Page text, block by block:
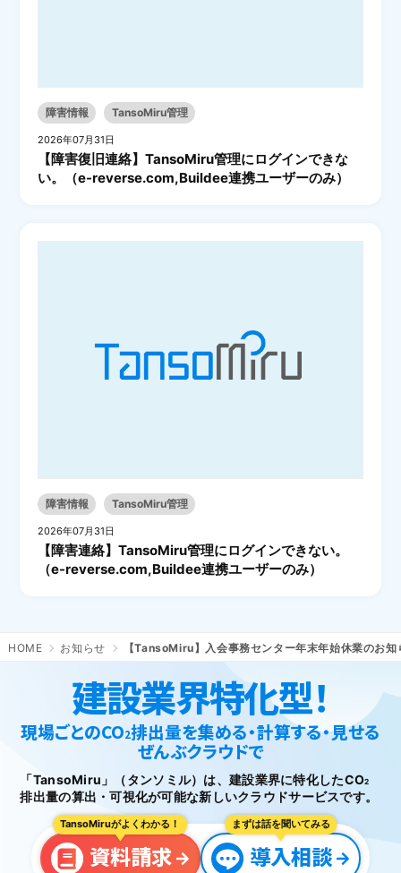
障害情報 TansoMiru管理
2026年07月31日
【障害復旧連絡】TansoMiru管理にログインできな
い。（e-reverse.com,Buildee連携ユーザーのみ）
障害情報 TansoMiru管理
2026年07月31日
【障害連絡】TansoMiru管理にログインできない。
（e-reverse.com,Buildee連携ユーザーのみ）
HOME お知らせ 【TansoMiru】入会事務センター年末年始休業のお知
建設業界特化型！
現場ごとのCO2排出量を集める・計算する・見せる
ぜんぶクラウドで
「TansoMiru」（タンソミル）は、建設業界に特化したCO2
排出量の算出・可視化が可能な新しいクラウドサービスです。
TansoMiruがよくわかる！
資料請求
まずは話を聞いてみる
導入相談